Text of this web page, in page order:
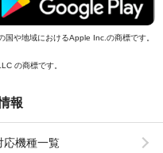
や地域におけるApple Inc.の商標です。
の商標です。
報
応機種一覧